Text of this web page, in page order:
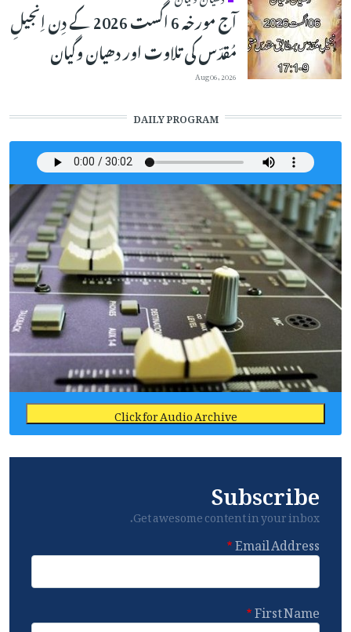
آج مورخہ 6 اگست 2026 کے دِن اِنجیلِ
مُقدّس کی تلاوت اور دھیان وگیان
Aug 06, 2026
DAILY PROGRAM
Click for Audio Archive
Subscribe
Get awesome content in your inbox.
Email Address
First Name